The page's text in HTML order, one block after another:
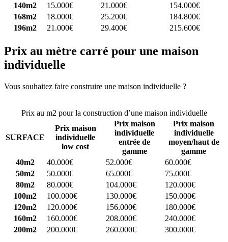
140m2
15.000€ 21.000€
154.000€
168m2
18.000€ 25.200€
184.800€
196m2
21.000€ 29.400€ 215.600€
Prix au mètre carré pour une maison
individuelle
Vous souhaitez faire construire une maison individuelle ?
Prix au m2 pour la construction d’une maison individuelle
SURFACE
Prix maison
individuelle
low cost
Prix maison
individuelle
entrée de
gamme
Prix maison
individuelle
moyen/haut de
gamme
40m2
40.000€ 52.000€
60.000€
50m2
50.000€ 65.000€
75.000€
80m2
80.000€ 104.000€
120.000€
100m2
100.000€ 130.000€
150.000€
120m2
120.000€ 156.000€
180.000€
160m2
160.000€ 208.000€
240.000€
200m2
200.000€ 260.000€ 300.000€